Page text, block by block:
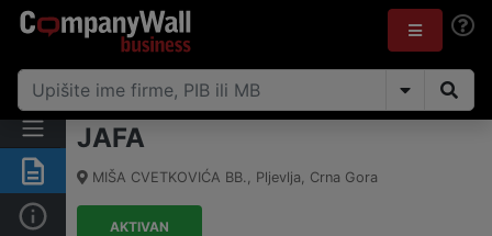
Sažetak
JAFA
MIŠA CVETKOVIĆA BB., Pljevlja, Crna Gora
AKTIVAN